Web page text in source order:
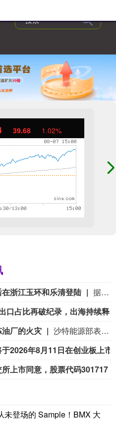
39.68 1.02%
象惹质疑
美国《华盛顿邮报》近期梳理了本届美国总统任期内已任命或提名的驻外大使名单，发现其中绝大多数要么是助选的“金主”，要么是政治方面的“忠实拥趸”。该报认为，这种做法违背了数十年来主要从职业外交官中挑选驻外大使的美国传统。《华盛顿邮报》6日发表的这篇报道援引美国外交人员协会的数据，比较了自福特总统之后历任美国总统任内国会中期选举年份的驻外大使岗位情况。数据显示，截至今年7月中旬的本届美国政府任期内，在任大使90人，其中仅25人为职业外交官出身，占比不到三分之一，其余65人属于“政治任命”；尚有102个大使岗位空缺，超过岗位总数一半，其中72个岗位未提名人选，另外30名大使候选人正等待国会参议院批准。（新华社）
上市聆讯
据港交所文件，8月9日，北京君正集成电路股份有限公司更新聆讯后资料集，意味着该公司港交所IPO通过聆讯。
年第1号洪水
受今年第13号台风“白海豚”带来的降雨影响，8月9日19时5分，浙江省甬江姚江大闸站（浙江宁波）水位涨至1.80米，依据主要江河洪水编号规定，此次洪水编号为“甬江2026年第1号洪水”。水利部紧盯甬江汛情发展态势，加强雨水情监测预报预警，提前针对浙江省启动洪水防御Ⅲ级应急响应，督促地方强化堤防巡查防守，落实落细洪水防御各项措施，提前转移危险区群众，全力确保人民群众生命安全。目前，水利部工作组正在浙江省台风暴雨洪水防御一线协助指导。 (央视新闻)
未登场的 Sample！BMX 大